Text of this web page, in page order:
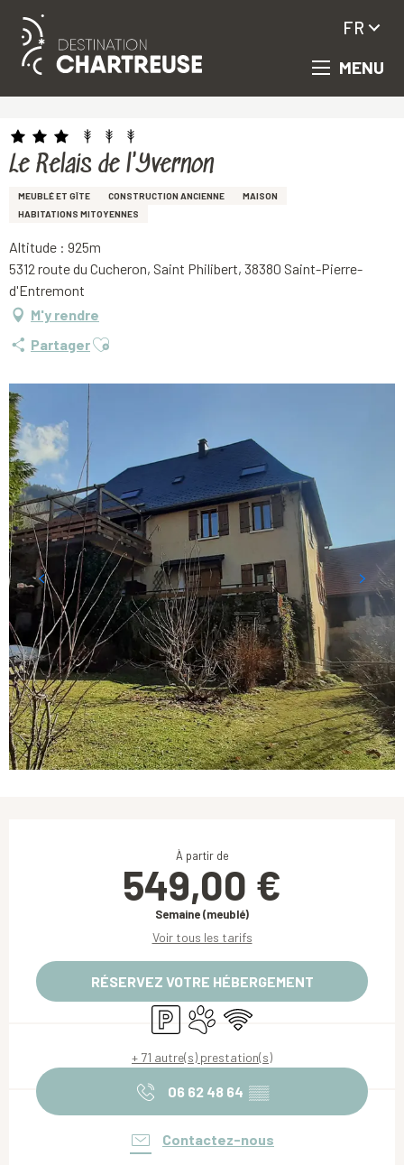
Aller
principal
MENU
FR
Le Relais de l'Yvernon
MEUBLÉ ET GÎTE CONSTRUCTION ANCIENNE
MAISON
HABITATIONS MITOYENNES
Altitude : 925m
5312 route du Cucheron, Saint Philibert, 38380 Saint-Pierre-
d'Entremont
M'y rendre
PartagerAjouter aux favoris
À partir de
549,00 €
Semaine (meublé)
Voir tous les tarifs
RÉSERVEZ VOTRE HÉBERGEMENT
ParkingAnimaux acceptés
WiFi
+ 71 autre(s) prestation(s)
06 62 48 64 ▒▒
Contactez-nous